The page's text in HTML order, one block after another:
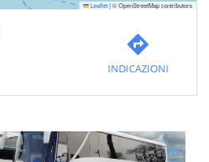
Leaflet|© OpenStreetMap contributors
INDICAZIONI